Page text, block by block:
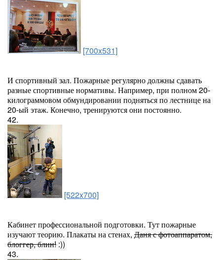
[700x531]
И спортивный зал. Пожарные регулярно должны сдавать
разные спортивные нормативы. Например, при полном 20-
килограммовом обмундировании подняться по лестнице на
20-ый этаж. Конечно, тренируются они постоянно.
42.
[522x700]
Кабинет профессиональной подготовки. Тут пожарные
изучают теорию. Плакаты на стенах, Даня с фотоаппаратом,
блоггер, блин! :))
43.